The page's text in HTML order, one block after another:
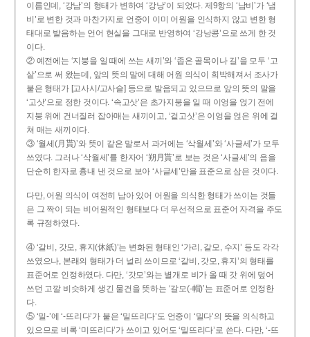
이름인데, ‘강남’의 형태가 변하여 ‘강낭’이 되었다. 제9항의 ‘남비’가 ‘냄
비’로 변한 것과 마찬가지로 언중이 이미 어원을 인식하지 않고 변한 형
태대로 발음하는 언어 현실을 그대로 반영하여 ‘강낭콩’으로 쓰게 한 것
이다.
② 예전에는 ‘지붕을 일 때에 쓰는 새끼’와 ‘좁은 골목이나 길’을 모두 ‘고
샅’으로 써 왔는데, 앞의 뜻의 말에 대해 어원 의식이 희박해져서 조사가
붙은 형태가 [고사시/고사슬] 등으로 발음되고 있으므로 앞의 뜻의 말을
‘고삿’으로 정한 것이다. ‘속고삿’은 초가지붕을 일 때 이엉을 얹기 전에
지붕 위에 건너질러 잡아매는 새끼이고, ‘겉고삿’은 이엉을 얹은 위에 걸
쳐 매는 새끼이다.
③ ‘월세(月貰)’와 뜻이 같은 말로서 과거에는 ‘삭월세’와 ‘사글세’가 모두
쓰였다. 그러나 ‘삭월세’를 한자어 ‘朔月貰’로 보는 것은 ‘사글세’의 음을
단순히 한자로 흉내 낸 것으로 보아 ‘사글세’만을 표준으로 삼은 것이다.
다만, 어원 의식이 여전히 남아 있어 어원을 의식한 형태가 쓰이는 것들
은 그 짝이 되는 비어원적인 형태보다 더 우선적으로 표준어 자격을 주도
록 규정하였다.
④ ‘갈비, 갓모, 휴지(休紙)’는 변화된 형태인 ‘가리, 갈모, 수지’ 등도 각각
쓰였으나, 본래의 형태가 더 널리 쓰이므로 ‘갈비, 갓모, 휴지’의 형태를
표준어로 인정하였다. 다만, ‘갓모’와는 별개로 비가 올 때 갓 위에 덮어
쓰던 고깔 비슷하게 생긴 물건을 뜻하는 ‘갈모(-帽)’는 표준어로 인정한
다.
⑤ ‘밀-’에 ‘-뜨리다’가 붙은 ‘밀뜨리다’도 언중이 ‘밀다’의 뜻을 의식하고
있으므로 비록 ‘미뜨리다’가 쓰이고 있어도 ‘밀뜨리다’로 쓴다. 다만, ‘-뜨